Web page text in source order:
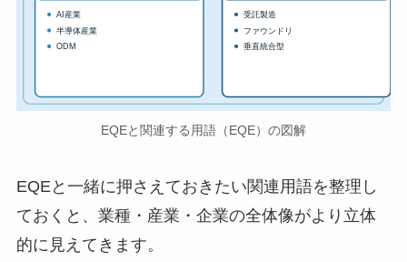
AI産業
半導体産業
ODM
受託製造
ファウンドリ
垂直統合型
EQEと関連する用語（EQE）の図解
EQEと一緒に押さえておきたい関連用語を整理し
ておくと、業種・産業・企業の全体像がより立体
的に見えてきます。